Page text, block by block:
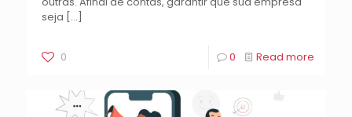
seja […]
0 0 Read more